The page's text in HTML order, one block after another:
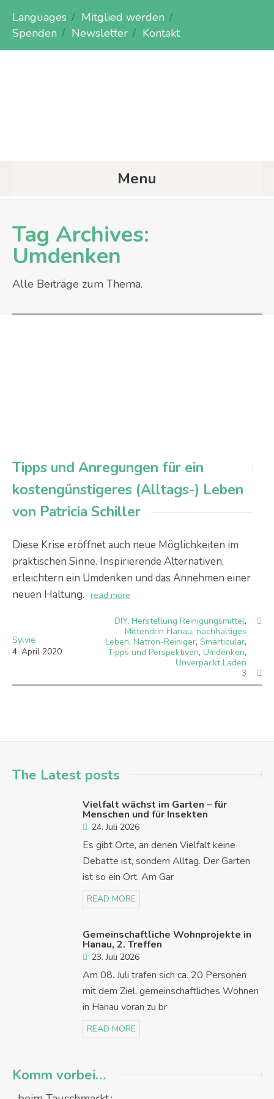
Languages
Mitglied werden
Spenden
Newsletter Kontakt
Menu
Tag Archives:
Umdenken
Alle Beiträge zum Thema.
Tipps und Anregungen für ein
kostengünstigeres (Alltags-) Leben
von Patricia Schiller
Diese Krise eröffnet auch neue Möglichkeiten im
praktischen Sinne. Inspirierende Alternativen,
erleichtern ein Umdenken und das Annehmen einer
neuen Haltung. read more
Sylvie
4. April 2020
DIY, Herstellung Reinigungsmittel,
Mittendrin Hanau, nachhaltiges
Leben, Natron-Reiniger, Smarticular,
Tipps und Perspektiven, Umdenken,
Unverpackt Laden
3
The Latest posts
Vielfalt wächst im Garten – für
Menschen und für Insekten
24. Juli 2026
Es gibt Orte, an denen Vielfalt keine
Debatte ist, sondern Alltag. Der Garten
ist so ein Ort. Am Gar
READ MORE
Gemeinschaftliche Wohnprojekte in
Hanau, 2. Treffen
23. Juli 2026
Am 08. Juli trafen sich ca. 20 Personen
mit dem Ziel, gemeinschaftliches Wohnen
in Hanau voran zu br
READ MORE
Komm vorbei…